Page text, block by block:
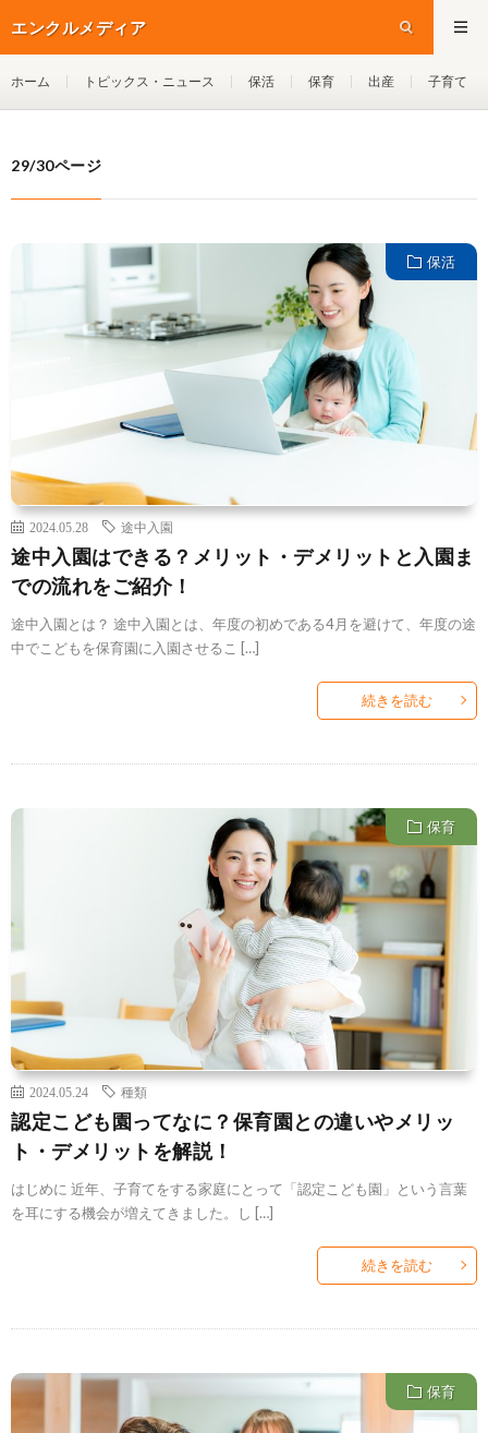
エンクルメディア
ホーム トピックス・ニュース 保活 保育 出産 子育て
29/30ページ
保活
2024.05.28 途中入園
途中入園はできる？メリット・デメリットと入園ま
での流れをご紹介！
途中入園とは？ 途中入園とは、年度の初めである4月を避けて、年度の途
中でこどもを保育園に入園させるこ […]
続きを読む
保育
2024.05.24 種類
認定こども園ってなに？保育園との違いやメリッ
ト・デメリットを解説！
はじめに 近年、子育てをする家庭にとって「認定こども園」という言葉
を耳にする機会が増えてきました。し […]
続きを読む
保育